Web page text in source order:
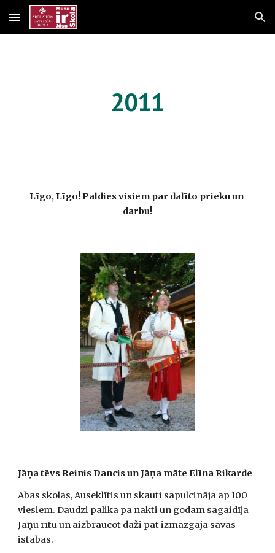
Skip to main content Skip to navigation
2011
Līgo, Līgo! Paldies visiem par dalīto prieku un
darbu!
Jāņa tēvs Reinis Dancis un Jāņa māte Elīna Rikarde
Abas skolas, Auseklītis un skauti sapulcināja ap 100
viesiem. Daudzi palika pa nakti un godam sagaidīja
Jāņu rītu un aizbraucot daži pat izmazgāja savas
istabas.